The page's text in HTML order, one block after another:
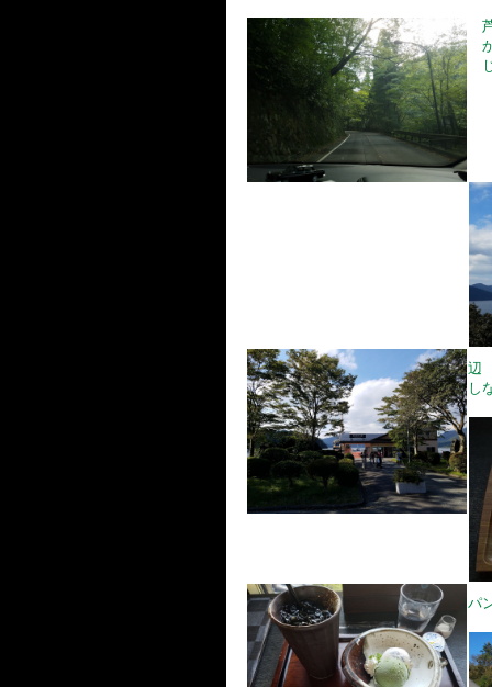
辺
し
パ